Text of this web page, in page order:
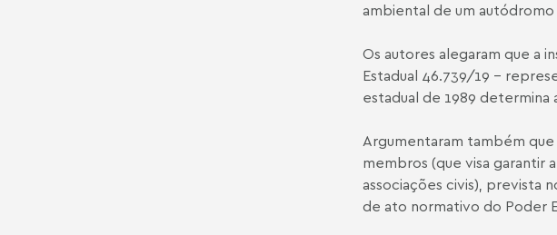
ambiental de um
Os autores alegaram que a
Estadual 46.739/19 –
estadual de 1989 determina
Argumentaram também que
membros (que visa garantir
associações civis), prevista
de ato normativo do Poder